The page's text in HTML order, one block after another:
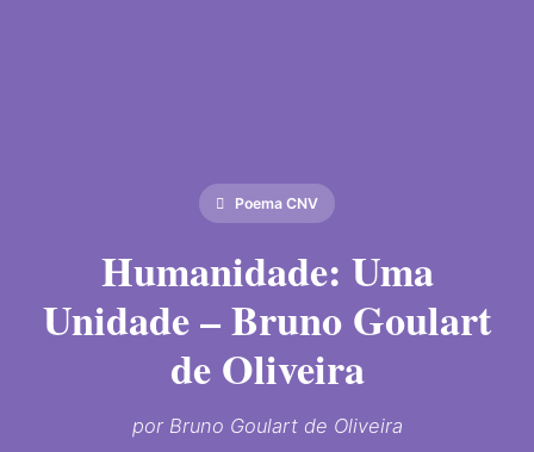
Poema CNV
Humanidade: Uma
Unidade – Bruno Goulart
de Oliveira
por Bruno Goulart de Oliveira